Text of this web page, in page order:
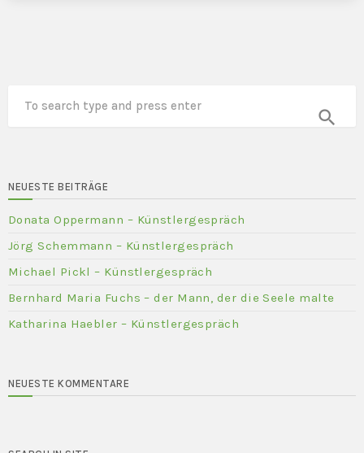
search
NEUESTE BEITRÄGE
Donata Oppermann – Künstlergespräch
Jörg Schemmann – Künstlergespräch
Michael Pickl – Künstlergespräch
Bernhard Maria Fuchs – der Mann, der die Seele malte
Katharina Haebler – Künstlergespräch
NEUESTE KOMMENTARE